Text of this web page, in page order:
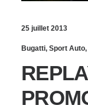
25 juillet 2013
Bugatti, Sport Auto,